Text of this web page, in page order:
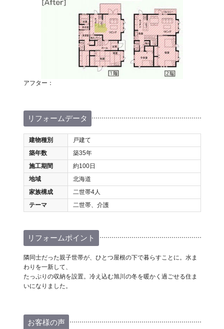
アフター：
リフォームデータ
建物種別
戸建て
築年数
築35年
施工期間
約100日
地域
北海道
家族構成
二世帯4人
テーマ
二世帯、介護
リフォームポイント
隣同士だった親子世帯が、ひとつ屋根の下で暮らすことに。水ま
わりを一新して、
たっぷりの収納を設置。冷え込む旭川の冬を暖かく過ごせる住ま
いになりました。
お客様の声